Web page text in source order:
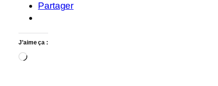
Partager
J’aime ça :
Chargement…